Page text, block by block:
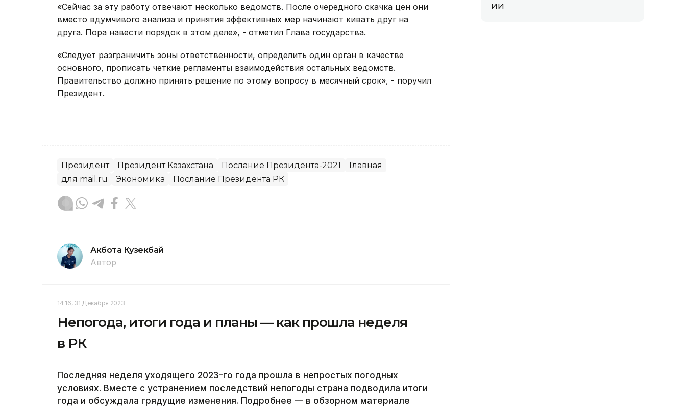
«Сейчас за эту работу отвечают несколько ведомств. После очередного скачка цен они
вместо вдумчивого анализа и принятия эффективных мер начинают кивать друг на
друга. Пора навести порядок в этом деле», - отметил Глава государства.
«Следует разграничить зоны ответственности, определить один орган в качестве
основного, прописать четкие регламенты взаимодействия остальных ведомств.
Правительство должно принять решение по этому вопросу в месячный срок», - поручил
Президент.
Президент Президент Казахстана Послание Президента-2021
Главная
для mail.ru
Экономика Послание Президента РК
Акбота Кузекбай
Автор
14:16, 31 Декабря 2023
Непогода, итоги года и планы — как прошла неделя
в РК
Последняя неделя уходящего 2023-го года прошла в непростых погодных
условиях. Вместе с устранением последствий непогоды страна подводила итоги
года и обсуждала грядущие изменения. Подробнее — в обзорном материале
ИИ